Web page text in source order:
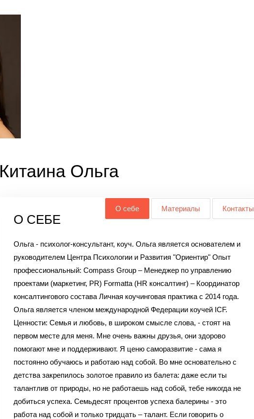
Китаина Ольга
О себе Материалы Контакты
О СЕБЕ
Ольга - психолог-консультант, коуч. Ольга является основателем и
руководителем Центра Психологии и Развития "Ориентир" Опыт
профессиональный: Сompass Group – Менеджер по управлению
проектами (маркетинг, PR) Formatta (HR консалтинг) – Координатор
консалтингового состава Личная коучинговая практика с 2014 года.
Ольга является членом международной Федерации коучей ICF.
Ценности: Семья и любовь, в широком смысле слова, - стоят на
первом месте для меня. Мне очень важны друзья, они здорово
помогают мне и поддерживают. Я ценю саморазвитие - сама я
постоянно обучаюсь и работаю над собой. Во мне основательно с
детства закрепилось золотое правило из балета: даже если ты
талантлив от природы, но не работаешь над собой, тебе никогда не
добиться успеха. Семьдесят процентов успеха балерины - это
работа над собой и только тридцать – талант. Если говорить о